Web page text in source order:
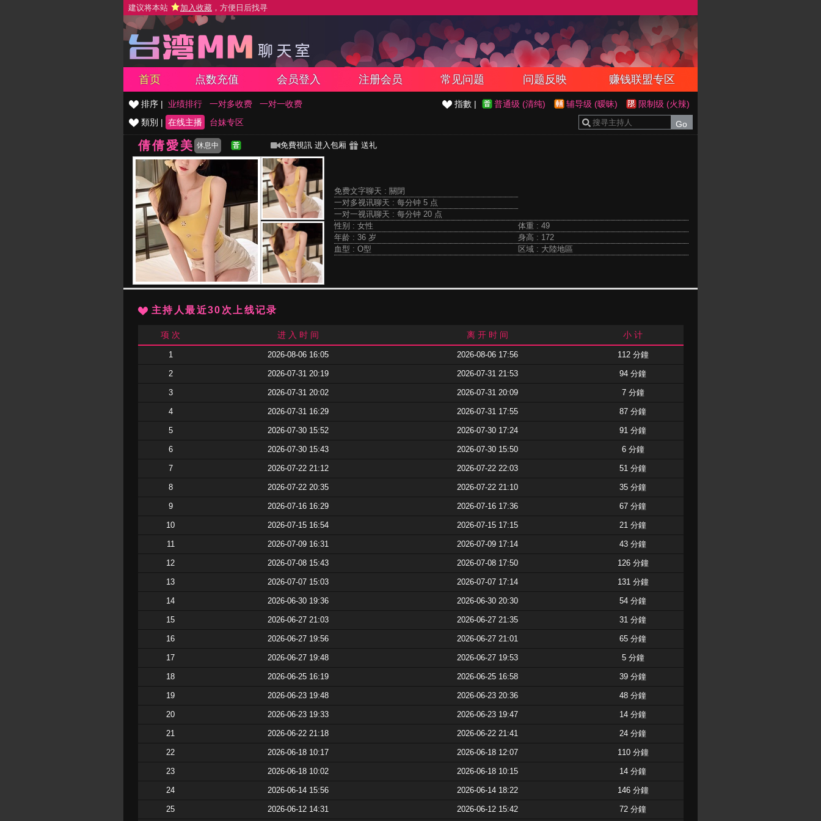
建议将本站 加入收藏 ，方便日后找寻
首页 点数充值 会员登入 注册会员 常见问题 问题反映 赚钱联盟专区
排序 | 业绩排行 一对多收费 一对一收费 指數 | 普通级 (清纯) 辅导级 (暧昧)
限制级 (火辣)
類別 | 在线主播 台妹专区
倩倩愛美 休息中 免費視訊 进入包厢 送礼
免费文字聊天 : 關閉
一对多视讯聊天 : 每分钟 5 点
一对一视讯聊天 : 每分钟 20 点
性别 : 女性
体重 : 49
年龄 : 36 岁
身高 : 172
血型 : O型
区域 : 大陸地區
主持人最近30次上线记录
项 次 进 入 时 间 离 开 时 间 小 计
1 2026-08-06 16:05 2026-08-06 17:56 112 分鐘
2 2026-07-31 20:19 2026-07-31 21:53 94 分鐘
3 2026-07-31 20:02 2026-07-31 20:09 7 分鐘
4 2026-07-31 16:29 2026-07-31 17:55 87 分鐘
5 2026-07-30 15:52 2026-07-30 17:24 91 分鐘
6 2026-07-30 15:43 2026-07-30 15:50 6 分鐘
7 2026-07-22 21:12 2026-07-22 22:03 51 分鐘
8 2026-07-22 20:35 2026-07-22 21:10 35 分鐘
9 2026-07-16 16:29 2026-07-16 17:36 67 分鐘
10 2026-07-15 16:54 2026-07-15 17:15 21 分鐘
11 2026-07-09 16:31 2026-07-09 17:14 43 分鐘
12 2026-07-08 15:43 2026-07-08 17:50 126 分鐘
13 2026-07-07 15:03 2026-07-07 17:14 131 分鐘
14 2026-06-30 19:36 2026-06-30 20:30 54 分鐘
15 2026-06-27 21:03 2026-06-27 21:35 31 分鐘
16 2026-06-27 19:56 2026-06-27 21:01 65 分鐘
17 2026-06-27 19:48 2026-06-27 19:53 5 分鐘
18 2026-06-25 16:19 2026-06-25 16:58 39 分鐘
19 2026-06-23 19:48 2026-06-23 20:36 48 分鐘
20 2026-06-23 19:33 2026-06-23 19:47 14 分鐘
21 2026-06-22 21:18 2026-06-22 21:41 24 分鐘
22 2026-06-18 10:17 2026-06-18 12:07 110 分鐘
23 2026-06-18 10:02 2026-06-18 10:15 14 分鐘
24 2026-06-14 15:56 2026-06-14 18:22 146 分鐘
25 2026-06-12 14:31 2026-06-12 15:42 72 分鐘